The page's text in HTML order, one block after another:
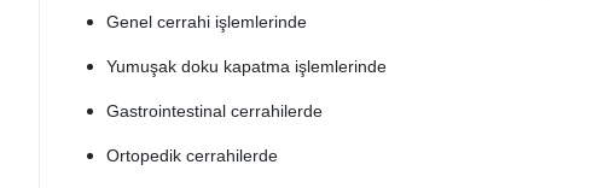
Genel cerrahi işlemlerinde
Yumuşak doku kapatma işlemlerinde
Gastrointestinal cerrahilerde
Ortopedik cerrahilerde